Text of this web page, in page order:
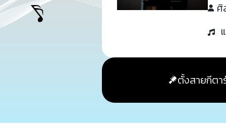
ตั้งสายกีตา